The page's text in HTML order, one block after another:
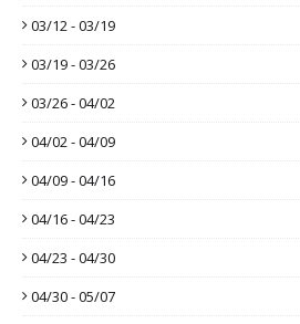
03/12 - 03/19
03/19 - 03/26
03/26 - 04/02
04/02 - 04/09
04/09 - 04/16
04/16 - 04/23
04/23 - 04/30
04/30 - 05/07